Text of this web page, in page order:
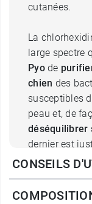
cutanées.
La
large spectre
Pyode
chien des
susceptibles
peau et, de
déséquilibrer
dernier est
naturelle
en mousse,
CONSEILS